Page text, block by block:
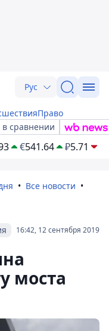
Рус
Право
в сравнении
€541.64 ₽5.71
Все новости
16:42, 12 сентября 2019
моста